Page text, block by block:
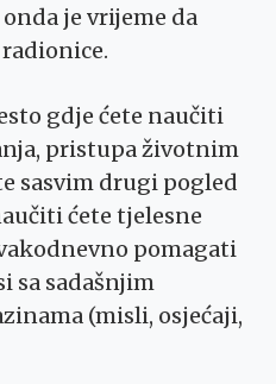
je vrijeme da
gdje ćete naučiti
pristupa životnim
sasvim drugi pogled
ćete tjelesne
pomagati
sa sadašnjim
(misli, osjećaji,